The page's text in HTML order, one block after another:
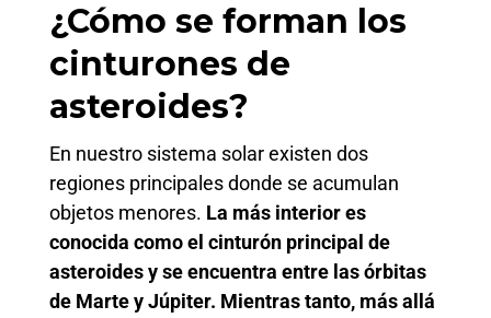
¿Cómo se forman los
cinturones de
asteroides?
En nuestro sistema solar existen dos
regiones principales donde se acumulan
objetos menores. La más interior es
conocida como el cinturón principal de
asteroides y se encuentra entre las órbitas
de Marte y Júpiter. Mientras tanto, más allá